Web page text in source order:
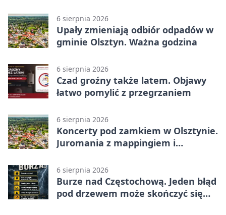
6 sierpnia 2026
Upały zmieniają odbiór odpadów w
gminie Olsztyn. Ważna godzina
6 sierpnia 2026
Czad groźny także latem. Objawy
łatwo pomylić z przegrzaniem
6 sierpnia 2026
Koncerty pod zamkiem w Olsztynie.
Juromania z mappingiem i
6 sierpnia 2026
Burze nad Częstochową. Jeden błąd
pod drzewem może skończyć się